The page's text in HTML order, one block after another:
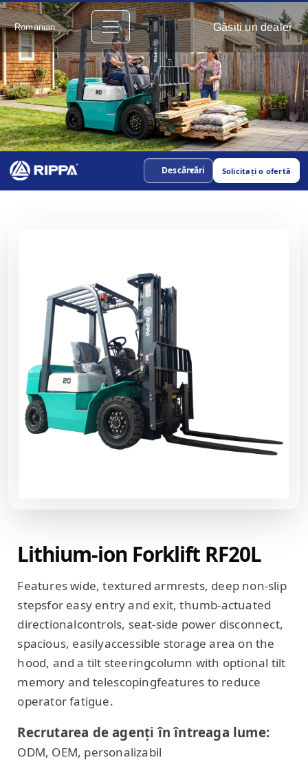
Romanian Găsiți un dealer
Descărcări Solicitați o ofertă
Lithium-ion Forklift RF20L
Features wide, textured armrests, deep non-slip
stepsfor easy entry and exit, thumb-actuated
directionalcontrols, seat-side power disconnect,
spacious, easilyaccessible storage area on the
hood, and a tilt steeringcolumn with optional tilt
memory and telescopingfeatures to reduce
operator fatigue.
Recrutarea de agenți în întreaga lume:
ODM, OEM, personalizabil